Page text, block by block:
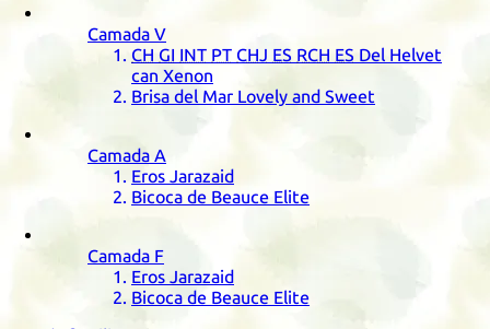
Camada V
CH GI INT PT CHJ ES RCH ES Del Helvet
can Xenon
Brisa del Mar Lovely and Sweet
Camada A
Eros Jarazaid
Bicoca de Beauce Elite
Camada F
Eros Jarazaid
Bicoca de Beauce Elite